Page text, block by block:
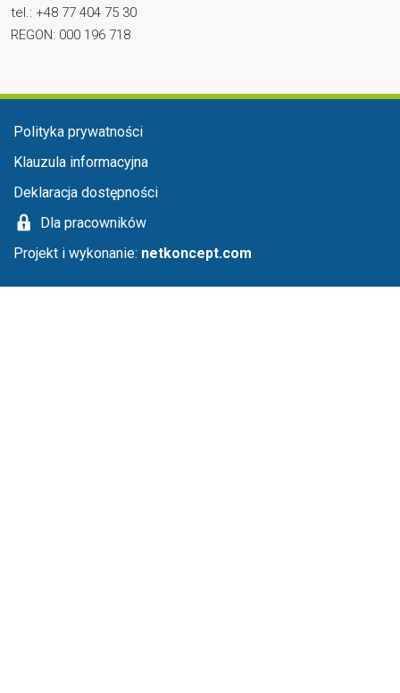
tel.: +48 77 404 75 30
REGON: 000 196 718
Menu stopka
Polityka prywatności
Klauzula informacyjna
Deklaracja dostępności
Dla pracowników
Projekt i wykonanie: netkoncept.com